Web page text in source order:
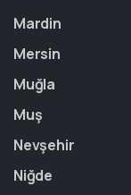
Mardin
Mersin
Muğla
Muş
Nevşehir
Niğde